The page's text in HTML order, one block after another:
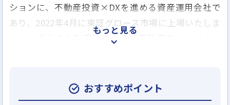
ションに、不動産投資×DXを進める資産運用会社で
あり、2022年4月に東証グロース市場に上場いたしま
した。当社の主軸事業である「不動産ファンドオン
ス開始後5年半で累計調達額は500億円を突破してい
ます。これまでプロ投資家が中心であった不動産投
もっと見る
おすすめポイント